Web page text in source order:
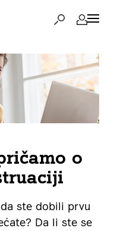
o
ste dobili prvu
Da li ste se